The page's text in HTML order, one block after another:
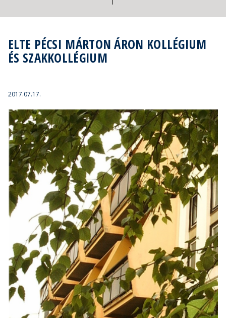
ELTE PÉCSI MÁRTON ÁRON KOLLÉGIUM
ÉS SZAKKOLLÉGIUM
2017.07.17.